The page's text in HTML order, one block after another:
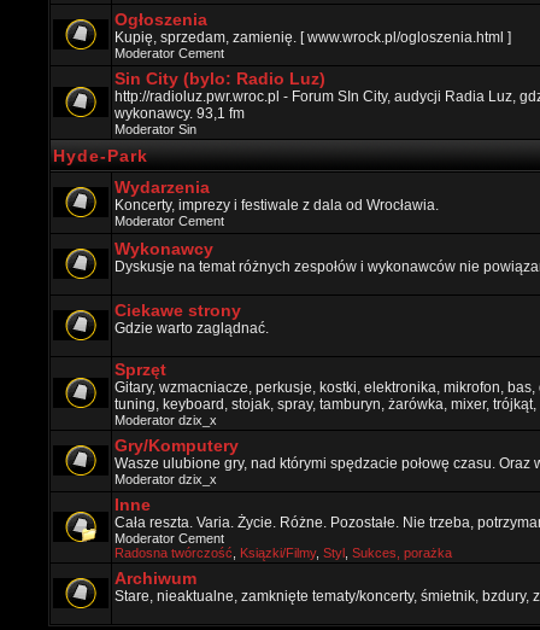
Ogłoszenia
Kupię, sprzedam, zamienię. [ www.wrock.pl/ogloszenia.html ]
Moderator Cement
Sin City (bylo: Radio Luz)
http://radioluz.pwr.wroc.pl - Forum SIn City, audycji Radia Luz,
wykonawcy. 93,1 fm
Moderator Sin
Hyde-Park
Wydarzenia
Koncerty, imprezy i festiwale z dala od Wrocławia.
Moderator Cement
Wykonawcy
Dyskusje na temat różnych zespołów i wykonawców nie
Ciekawe strony
Gdzie warto zaglądnać.
Sprzęt
Gitary, wzmacniacze, perkusje, kostki, elektronika, mikrofon,
tuning, keyboard, stojak, spray, tamburyn, żarówka, mixer, trójkąt,
Moderator dzix_x
Gry/Komputery
Wasze ulubione gry, nad którymi spędzacie połowę czasu.
Moderator dzix_x
Inne
Cała reszta. Varia. Życie. Różne. Pozostałe. Nie trzeba,
Moderator Cement
Radosna twórczość
Ksiązki/Filmy, Styl Sukces, porażka
Archiwum
Stare, nieaktualne, zamknięte tematy/koncerty, śmietnik, bzdury,